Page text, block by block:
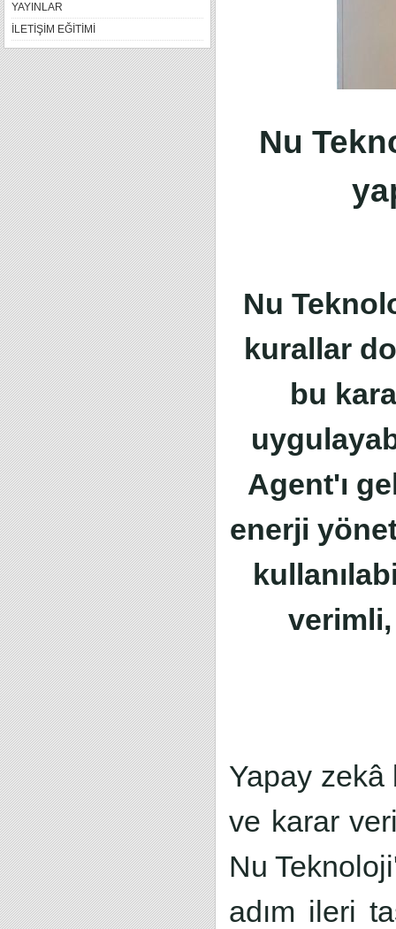
Nu
Nu
kurallar
bu
Agent'ı
enerji
Yapay zekâ
ve karar
Nu
adım ileri
YAYINLAR
İLETİŞİM EĞİTİMİ